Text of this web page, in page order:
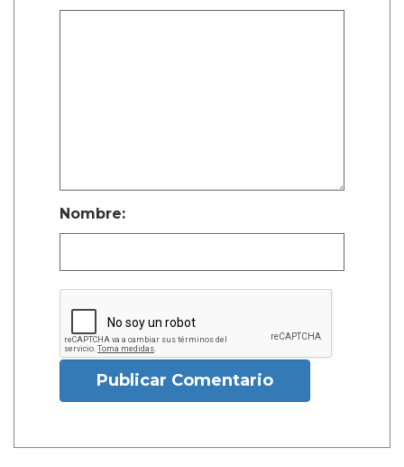
Nombre:
Publicar Comentario